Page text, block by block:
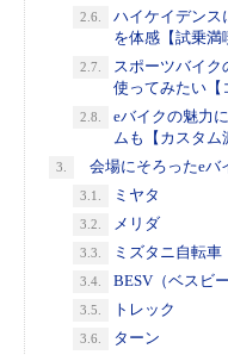
2.6.
ハイケイデンス
を体感【試乗満
2.7.
スポーツバイ
使ってみたい【
2.8.
eバイクの魅力
ムも【カスタム
3. 会場にそろったeバ
3.1. ミヤタ
3.2. メリダ
3.3. ミズタニ自転車
3.4. BESV（ベスビー
3.5. トレック
3.6. ターン